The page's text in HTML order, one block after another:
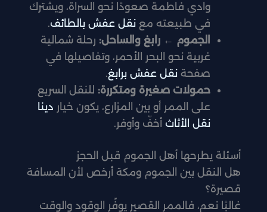
وادي فاطمة صعودًا نحو السراة، ويشترك
في طبيعته معنقل عفش بالطائف.
الجموم ← رابغ والساحل: رحلة شمالية
غربية نحو البحر الأحمر، وتفاصيلها في
صفحةنقل عفش برابغ.
حمولات صغيرة ومتكررة:للنقل السريع
على الممر أو بين المزارع، يكون خيار دينا
نقل الأثاثأخفّ وأوفر.
أسئلة يطرحها أهل الجموم قبل الحجز
هل النقل بين الجموم ومكة أرخص لأن المسافة
قصيرة؟
غالبًا نعم، فالممر القصير يوفّر الوقود والوقت